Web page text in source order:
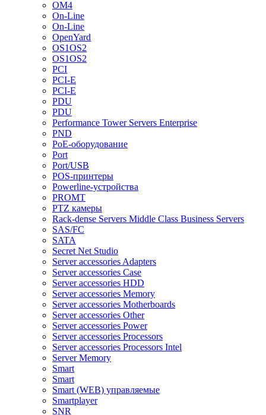
OM4
On-Line
On-Line
OpenYard
OS1OS2
OS1OS2
PCI
PCI-E
PCI-E
PDU
PDU
Performance Tower Servers Enterprise
PND
PoE-оборудование
Port
Port/USB
POS-принтеры
Powerline-устройства
PROMT
PTZ камеры
Rack-dense Servers Middle Class Business Servers
SAS/FC
SATA
Secret Net Studio
Server accessories Adapters
Server accessories Case
Server accessories HDD
Server accessories Memory
Server accessories Motherboards
Server accessories Other
Server accessories Power
Server accessories Processors
Server accessories Processors Intel
Server Memory
Smart
Smart
Smart (WEB) управляемые
Smartplayer
SNR